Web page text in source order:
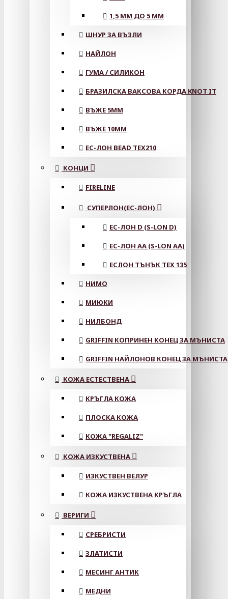
1,5 ММ ДО 5 ММ
ШНУР ЗА ВЪЗЛИ
НАЙЛОН
ГУМА / СИЛИКОН
БРАЗИЛСКА ВАКСОВА КОРДА KNOT IT
ВЪЖЕ 5MM
ВЪЖЕ 10MM
ЕС-ЛОН BEAD TEX210
КОНЦИ
FIRELINE
СУПЕРЛОН(ЕС-ЛОН)
ЕС-ЛОН D (S-LON D)
ЕС-ЛОН АА (S-LON AA)
ЕСЛОН ТЪНЪК TEX 135
НИМО
МИЮКИ
НИЛБОНД
GRIFFIN КОПРИНЕН КОНЕЦ ЗА МЪНИСТА
GRIFFIN НАЙЛОНОВ КОНЕЦ ЗА МЪНИСТА
КОЖА ЕСТЕСТВЕНА
КРЪГЛА КОЖА
ПЛОСКА КОЖА
КОЖА "REGALIZ"
КОЖА ИЗКУСТВЕНА
ИЗКУСТВЕН ВЕЛУР
КОЖА ИЗКУСТВЕНА КРЪГЛА
ВЕРИГИ
СРЕБРИСТИ
ЗЛАТИСТИ
МЕСИНГ АНТИК
МЕДНИ